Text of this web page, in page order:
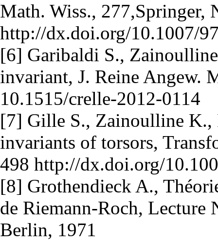
Math. Wiss., 277,Springer,
http://dx.doi.org/10.1007/
[6] Garibaldi S.,
invariant, J. Reine Angew.
10.1515/crelle-2012-0114
[7] Gille S., Zainoulline K.,
invariants of torsors,
498 http://dx.doi.org/
[8] Grothendieck A.,
de Riemann-Roch, Lecture
Berlin, 1971